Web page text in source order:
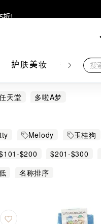
区！护肤美妆 香水香薰
天堂
多啦A梦
Melody 玉桂狗
$200 $201-$300
名称排序